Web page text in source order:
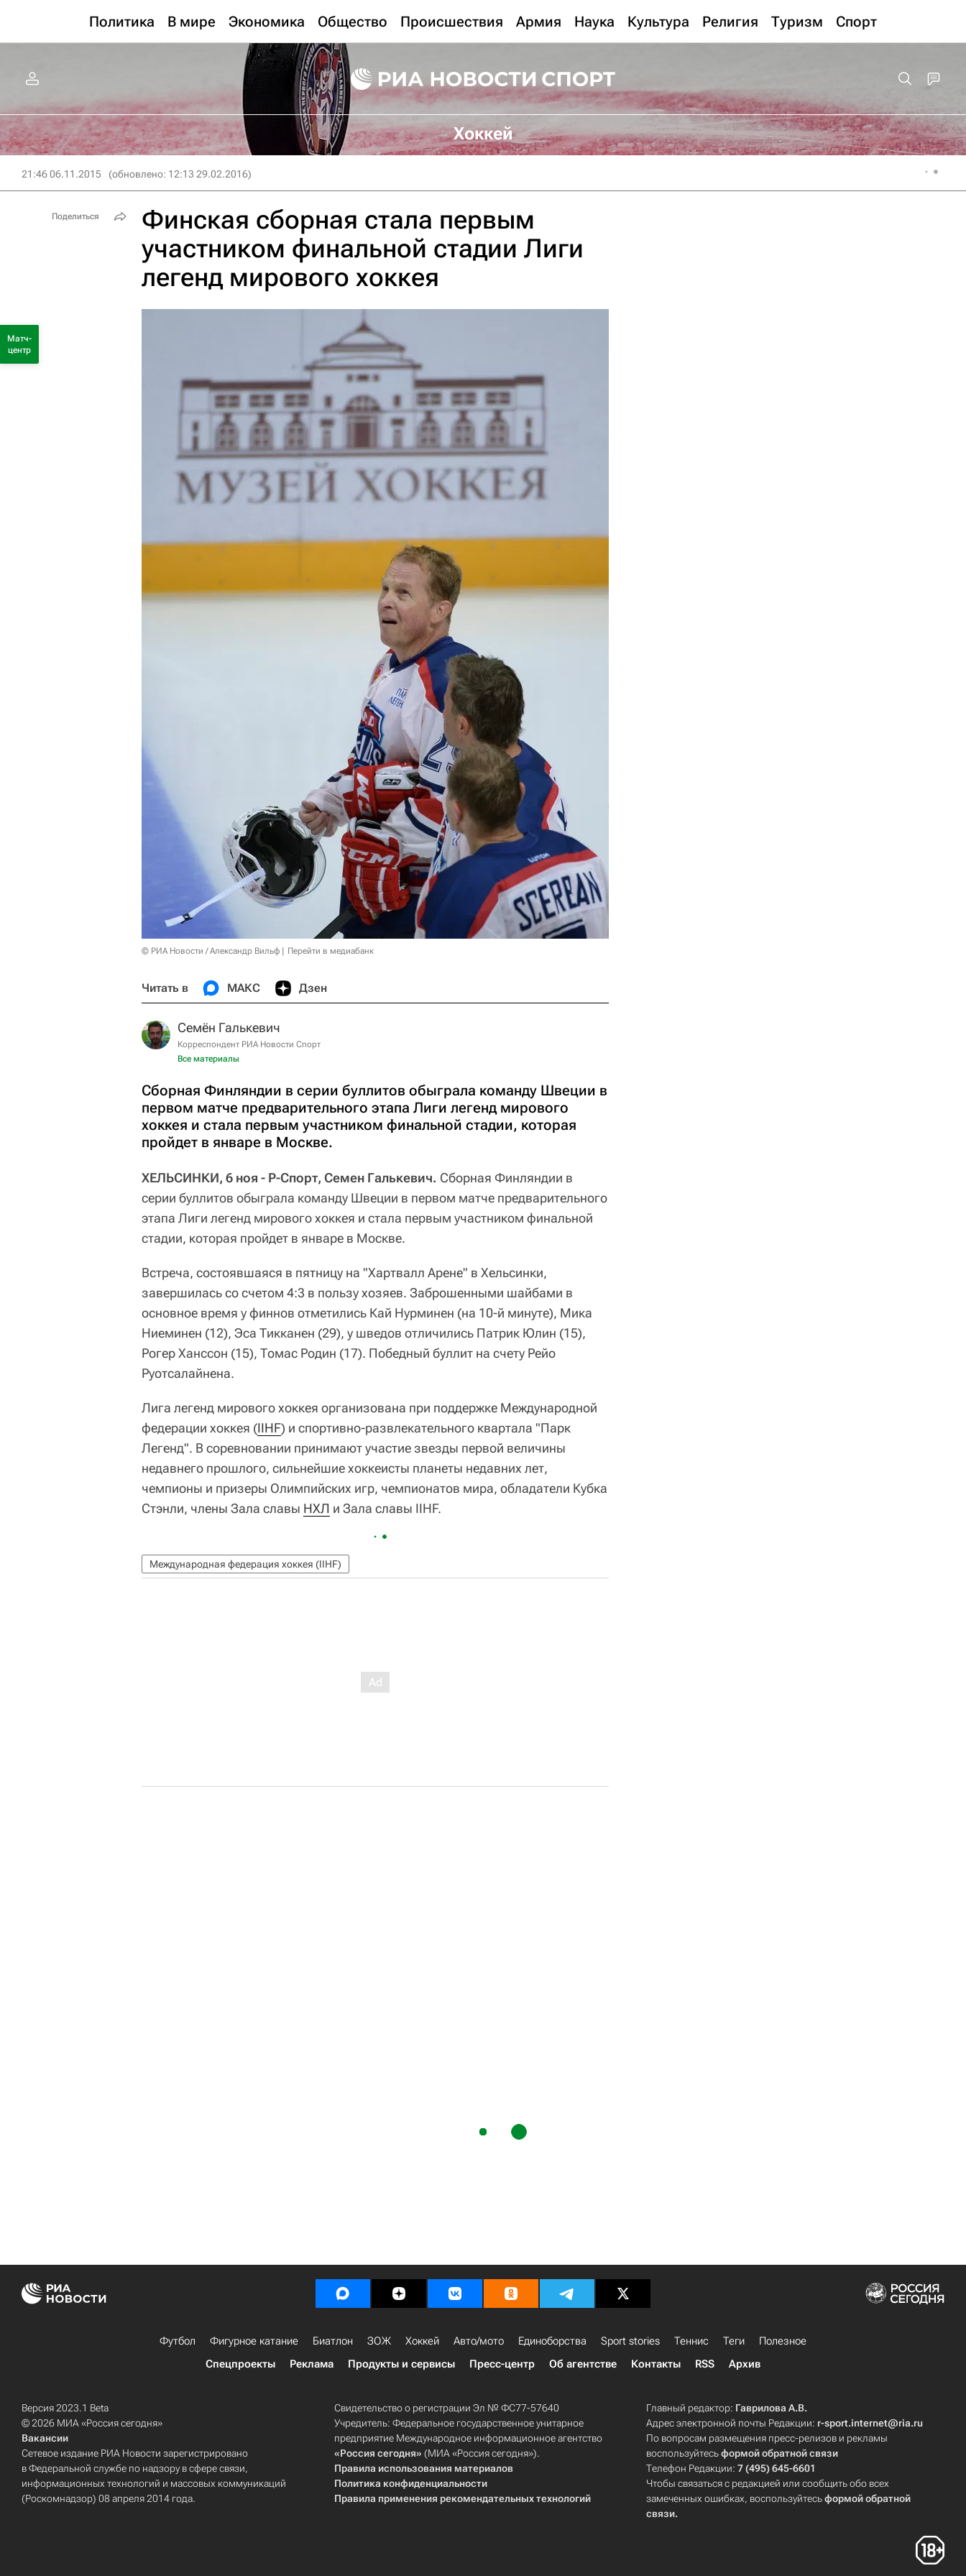
Политика В мире Экономика Общество Происшествия Армия Наука Культура Религия Туризм Спорт
Хоккей
21:46 06.11.2015 (обновлено: 12:13 29.02.2016)
Финская сборная стала первым
участником финальной стадии Лиги
легенд мирового хоккея
© РИА Новости / Александр Вильф Перейти в медиабанк
Читать в МАКС Дзен
Семён Галькевич
Корреспондент РИА Новости Спорт
Все материалы
Сборная Финляндии в серии буллитов обыграла команду Швеции в
первом матче предварительного этапа Лиги легенд мирового
хоккея и стала первым участником финальной стадии, которая
пройдет в январе в Москве.
ХЕЛЬСИНКИ, 6 ноя - Р-Спорт, Семен Галькевич. Сборная Финляндии в
серии буллитов обыграла команду Швеции в первом матче предварительного
этапа Лиги легенд мирового хоккея и стала первым участником финальной
стадии, которая пройдет в январе в Москве.
Встреча, состоявшаяся в пятницу на "Хартвалл Арене" в Хельсинки,
завершилась со счетом 4:3 в пользу хозяев. Заброшенными шайбами в
основное время у финнов отметились Кай Нурминен (на 10-й минуте), Мика
Ниеминен (12), Эса Тикканен (29), у шведов отличились Патрик Юлин (15),
Рогер Ханссон (15), Томас Родин (17). Победный буллит на счету Рейо
Руотсалайнена.
Лига легенд мирового хоккея организована при поддержке Международной
федерации хоккея (IIHF) и спортивно-развлекательного квартала "Парк
Легенд". В соревновании принимают участие звезды первой величины
недавнего прошлого, сильнейшие хоккеисты планеты недавних лет,
чемпионы и призеры Олимпийских игр, чемпионатов мира, обладатели Кубка
Стэнли, члены Зала славы НХЛ и Зала славы IIHF.
Международная федерация хоккея (IIHF)
Поделиться
Матч-
центр
Футбол Фигурное катание Биатлон ЗОЖ Хоккей Авто/мото Единоборства Sport stories Теннис Теги
Полезное
Спецпроекты
Реклама Продукты и сервисы Пресс-центр Об агентстве Контакты RSS Архив
Версия 2023.1 Beta
© 2026 МИА «Россия сегодня»
Вакансии
Сетевое издание РИА Новости зарегистрировано
в Федеральной службе по надзору в сфере связи,
информационных технологий и массовых коммуникаций
(Роскомнадзор) 08 апреля 2014 года.
Свидетельство о регистрации Эл № ФС77-57640
Учредитель: Федеральное государственное унитарное
предприятие Международное информационное агентство
«Россия сегодня» (МИА «Россия сегодня»).
Правила использования материалов
Политика конфиденциальности
Правила применения рекомендательных технологий
Главный редактор: Гаврилова А.В.
Адрес электронной почты Редакции: r-sport.internet@ria.ru
По вопросам размещения пресс-релизов и рекламы
воспользуйтесьформой обратной связи
Телефон Редакции:7 (495) 645-6601
Чтобы связаться с редакцией или сообщить обо всех
замеченных ошибках, воспользуйтесьформой обратной
связи.